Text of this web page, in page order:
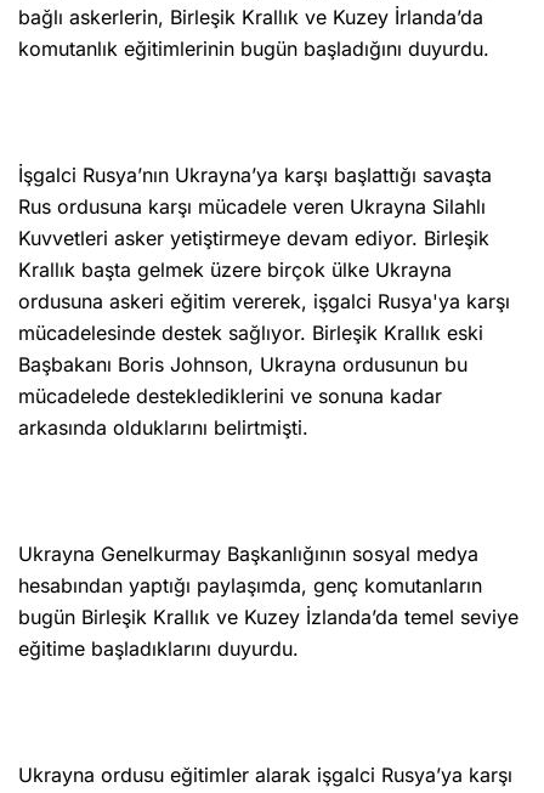
bağlı askerlerin, Birleşik Krallık ve Kuzey İrlanda’da
komutanlık eğitimlerinin bugün başladığını duyurdu.
İşgalci Rusya’nın Ukrayna’ya karşı başlattığı savaşta
Rus ordusuna karşı mücadele veren Ukrayna Silahlı
Kuvvetleri asker yetiştirmeye devam ediyor. Birleşik
Krallık başta gelmek üzere birçok ülke Ukrayna
ordusuna askeri eğitim vererek, işgalci Rusya'ya karşı
mücadelesinde destek sağlıyor. Birleşik Krallık eski
Başbakanı Boris Johnson, Ukrayna ordusunun bu
mücadelede desteklediklerini ve sonuna kadar
arkasında olduklarını belirtmişti.
Ukrayna Genelkurmay Başkanlığının sosyal medya
hesabından yaptığı paylaşımda, genç komutanların
bugün Birleşik Krallık ve Kuzey İzlanda’da temel seviye
eğitime başladıklarını duyurdu.
Ukrayna ordusu eğitimler alarak işgalci Rusya’ya karşı